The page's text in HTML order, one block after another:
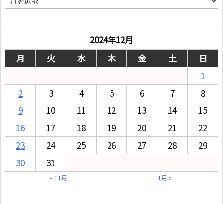
別
2024年12月
月
火 水 木 金 土
日
1
2
3 4 5 6 7
8
9
10 11 12 13 14
15
16
17 18 19 20 21
22
23
24 25 26 27 28
29
30
31
« 11月 1月 »